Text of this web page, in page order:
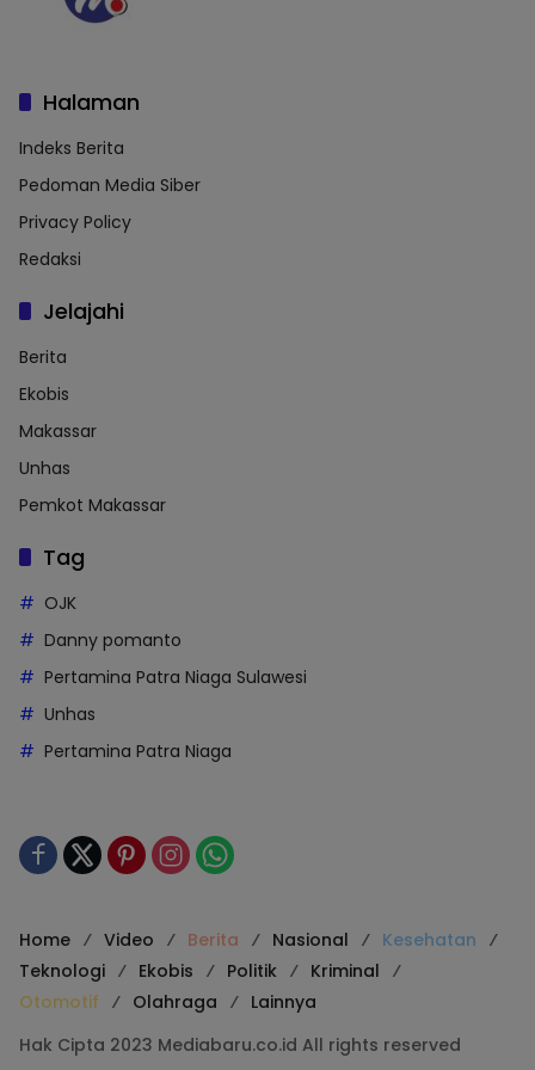
Halaman
Indeks Berita
Pedoman Media Siber
Privacy Policy
Redaksi
Jelajahi
Berita
Ekobis
Makassar
Unhas
Pemkot Makassar
Tag
OJK
Danny pomanto
Pertamina Patra Niaga Sulawesi
Unhas
Pertamina Patra Niaga
Home Video Berita Nasional
Kesehatan
Teknologi
Ekobis Politik
Kriminal
Otomotif
Olahraga
Lainnya
Hak Cipta 2023 Mediabaru.co.id All rights reserved